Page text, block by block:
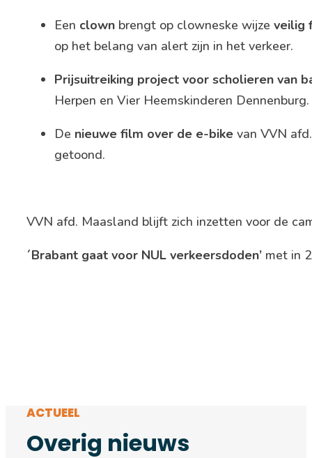
Een clown brengt op clowneske wijze veilig
op het belang van alert zijn in het verkeer.
Prijsuitreiking project voor scholieren van
Herpen en Vier Heemskinderen Dennenburg.
De nieuwe film over de e-bike van VVN
getoond.
VVN afd. Maasland blijft zich inzetten voor de
´Brabant gaat voor NUL verkeersdoden’ met in
ACTUEEL
Overig nieuws